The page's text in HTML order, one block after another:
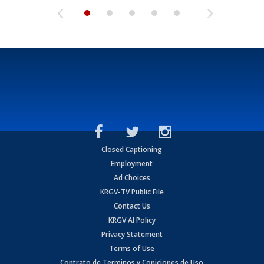
Closed Captioning
Employment
Ad Choices
KRGV-TV Public File
Contact Us
KRGV AI Policy
Privacy Statement
Terms of Use